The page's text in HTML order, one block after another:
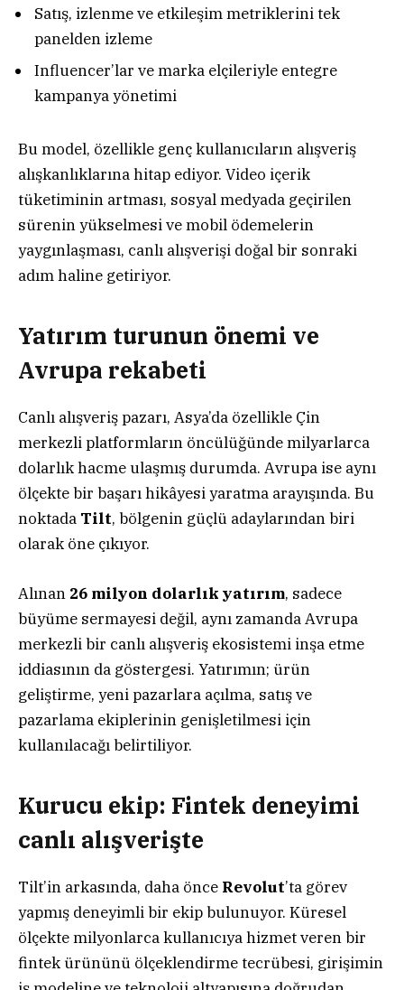
Satış, izlenme ve etkileşim metriklerini tek
panelden izleme
Influencer’lar ve marka elçileriyle entegre
kampanya yönetimi
Bu model, özellikle genç kullanıcıların alışveriş
alışkanlıklarına hitap ediyor. Video içerik
tüketiminin artması, sosyal medyada geçirilen
sürenin yükselmesi ve mobil ödemelerin
yaygınlaşması, canlı alışverişi doğal bir sonraki
adım haline getiriyor.
Yatırım turunun önemi ve
Avrupa rekabeti
Canlı alışveriş pazarı, Asya’da özellikle Çin
merkezli platformların öncülüğünde milyarlarca
dolarlık hacme ulaşmış durumda. Avrupa ise aynı
ölçekte bir başarı hikâyesi yaratma arayışında. Bu
noktada Tilt, bölgenin güçlü adaylarından biri
olarak öne çıkıyor.
Alınan 26 milyon dolarlık yatırım, sadece
büyüme sermayesi değil, aynı zamanda Avrupa
merkezli bir canlı alışveriş ekosistemi inşa etme
iddiasının da göstergesi. Yatırımın; ürün
geliştirme, yeni pazarlara açılma, satış ve
pazarlama ekiplerinin genişletilmesi için
kullanılacağı belirtiliyor.
Kurucu ekip: Fintek deneyimi
canlı alışverişte
Tilt’in arkasında, daha önce Revolut’ta görev
yapmış deneyimli bir ekip bulunuyor. Küresel
ölçekte milyonlarca kullanıcıya hizmet veren bir
fintek ürününü ölçeklendirme tecrübesi, girişimin